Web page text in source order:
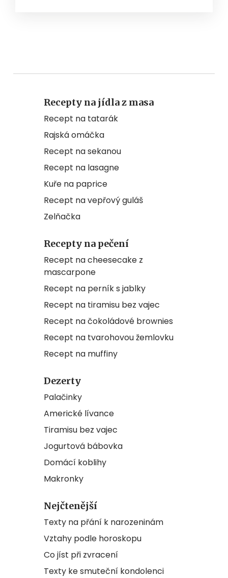
Recepty na jídla z masa
Recept na tatarák
Rajská omáčka
Recept na sekanou
Recept na lasagne
Kuře na paprice
Recept na vepřový guláš
Zelňačka
Recepty na pečení
Recept na cheesecake z
mascarpone
Recept na perník s jablky
Recept na tiramisu bez vajec
Recept na čokoládové brownies
Recept na tvarohovou žemlovku
Recept na muffiny
Dezerty
Palačinky
Americké lívance
Tiramisu bez vajec
Jogurtová bábovka
Domácí koblihy
Makronky
Nejčtenější
Texty na přání k narozeninám
Vztahy podle horoskopu
Co jíst při zvracení
Texty ke smuteční kondolenci